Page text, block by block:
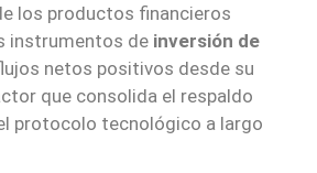
los productos financieros
instrumentos de inversión de
netos positivos desde su
que consolida el respaldo
protocolo tecnológico a largo